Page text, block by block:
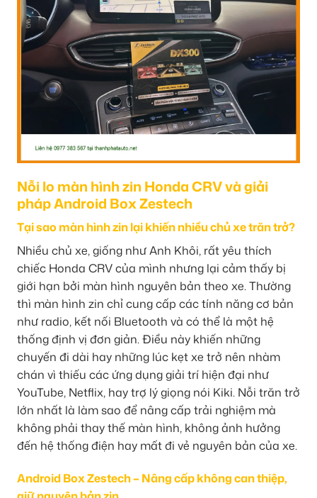
Nỗi lo màn hình zin Honda CRV và giải
pháp Android Box Zestech
Tại sao màn hình zin lại khiến nhiều chủ xe trăn trở?
Nhiều chủ xe, giống như Anh Khôi, rất yêu thích
chiếc Honda CRV của mình nhưng lại cảm thấy bị
giới hạn bởi màn hình nguyên bản theo xe. Thường
thì màn hình zin chỉ cung cấp các tính năng cơ bản
như radio, kết nối Bluetooth và có thể là một hệ
thống định vị đơn giản. Điều này khiến những
chuyến đi dài hay những lúc kẹt xe trở nên nhàm
chán vì thiếu các ứng dụng giải trí hiện đại như
YouTube, Netflix, hay trợ lý giọng nói Kiki. Nỗi trăn trở
lớn nhất là làm sao để nâng cấp trải nghiệm mà
không phải thay thế màn hình, không ảnh hưởng
đến hệ thống điện hay mất đi vẻ nguyên bản của xe.
Android Box Zestech – Nâng cấp không can thiệp,